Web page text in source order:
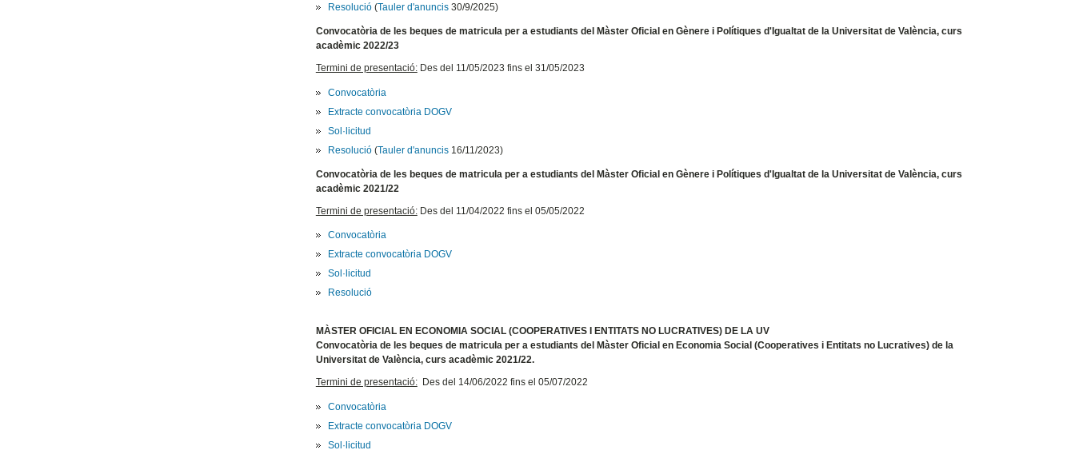
Resolució (Tauler d'anuncis30/9/2025)
Convocatòria de les beques de matricula per a estudiants del Màster Oficial en Gènere i Polítiques d'Igualtat de la Universitat de València, curs
acadèmic 2022/23
Termini de presentació: Des del 11/05/2023 fins el 31/05/2023
Convocatòria
Extracte convocatòria DOGV
Sol·licitud
Resolució(Tauler d'anuncis16/11/2023)
Convocatòria de les beques de matricula per a estudiants del Màster Oficial en Gènere i Polítiques d'Igualtat de la Universitat de València, curs
acadèmic 2021/22
Termini de presentació: Des del 11/04/2022 fins el 05/05/2022
Convocatòria
Extracte convocatòria DOGV
Sol·licitud
Resolució
MÀSTER OFICIAL EN ECONOMIA SOCIAL (COOPERATIVES I ENTITATS NO LUCRATIVES) DE LA UV
Convocatòria de les beques de matricula per a estudiants del Màster Oficial en Economia Social (Cooperatives i Entitats no Lucratives) de la
Universitat de València, curs acadèmic 2021/22.
Termini de presentació: Des del 14/06/2022 fins el 05/07/2022
Convocatòria
Extracte convocatòria DOGV
Sol·licitud